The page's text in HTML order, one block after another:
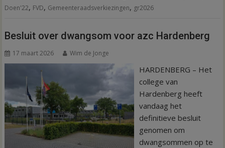
Doen'22, FVD, Gemeenteraadsverkiezingen, gr2026
Besluit over dwangsom voor azc Hardenberg
17 maart 2026 Wim de Jonge
HARDENBERG – Het
college van
Hardenberg heeft
vandaag het
definitieve besluit
genomen om
dwangsommen op te